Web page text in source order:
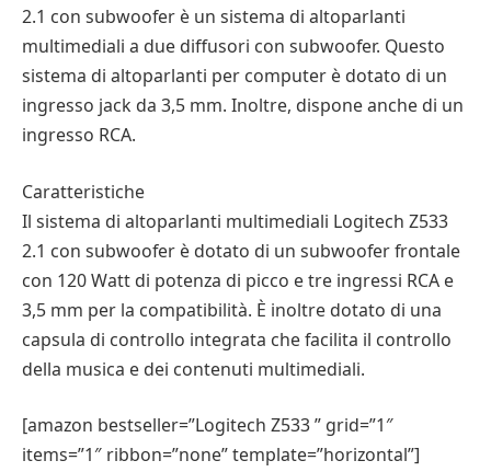
2.1 con subwoofer è un sistema di altoparlanti
multimediali a due diffusori con subwoofer. Questo
sistema di altoparlanti per computer è dotato di un
ingresso jack da 3,5 mm. Inoltre, dispone anche di un
ingresso RCA.
Caratteristiche
Il sistema di altoparlanti multimediali Logitech Z533
2.1 con subwoofer è dotato di un subwoofer frontale
con 120 Watt di potenza di picco e tre ingressi RCA e
3,5 mm per la compatibilità. È inoltre dotato di una
capsula di controllo integrata che facilita il controllo
della musica e dei contenuti multimediali.
[amazon bestseller=”Logitech Z533 ” grid=”1″
items=”1″ ribbon=”none” template=”horizontal”]